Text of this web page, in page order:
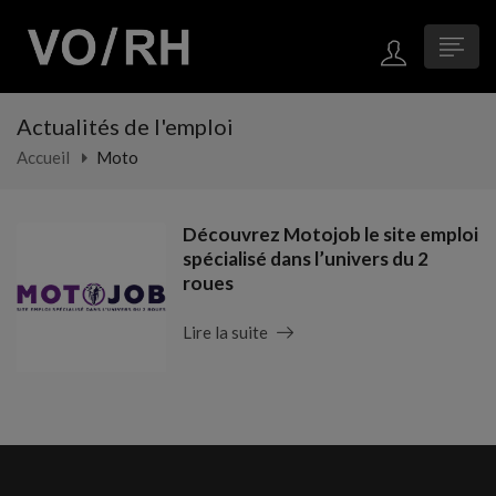
Actualités de l'emploi
Accueil Moto
Découvrez Motojob le site emploi
spécialisé dans l’univers du 2
roues
Lire la suite